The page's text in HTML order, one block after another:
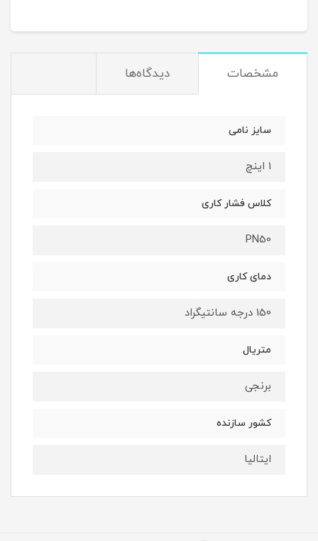
مشخصات دیدگاه‌ها
سایز نامی
1 اینچ
کلاس فشار کاری
PN50
دمای کاری
150 درجه سانتیگراد
متریال
برنجی
کشور سازنده
ایتالیا